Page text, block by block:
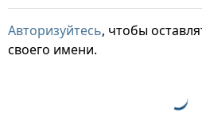
Авторизуйтесь, чтобы
своего имени.